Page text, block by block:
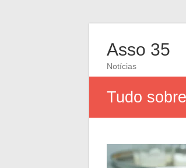
Asso 35
Notícias
Tudo